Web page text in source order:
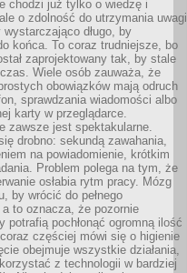
chodzi już tylko o wiedzę i
o zdolność do utrzymania uwagi
długo, by
końca. To coraz trudniejsze, bo
zaprojektowany tak, by stale
Wiele osób zauważa, że
obowiązków mają odruch
sprawdzania wiadomości albo
karty w przeglądarce.
zawsze jest spektakularne.
drobno: sekundą zawahania,
na powiadomienie, krótkim
Problem polega na tym, że
osłabia rytm pracy. Mózg
by wrócić do pełnego
to oznacza, że pozornie
potrafią pochłonąć ogromną ilość
częściej mówi się o higienie
obejmuje wszystkie działania,
z technologii w bardziej